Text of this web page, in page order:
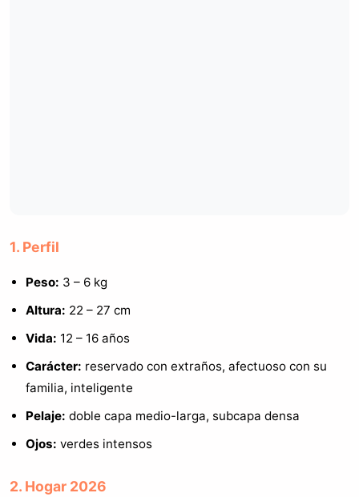
1. Perfil
Peso: 3 – 6 kg
Altura: 22 – 27 cm
Vida: 12 – 16 años
Carácter: reservado con extraños, afectuoso con su
familia, inteligente
Pelaje: doble capa medio-larga, subcapa densa
Ojos: verdes intensos
2. Hogar 2026